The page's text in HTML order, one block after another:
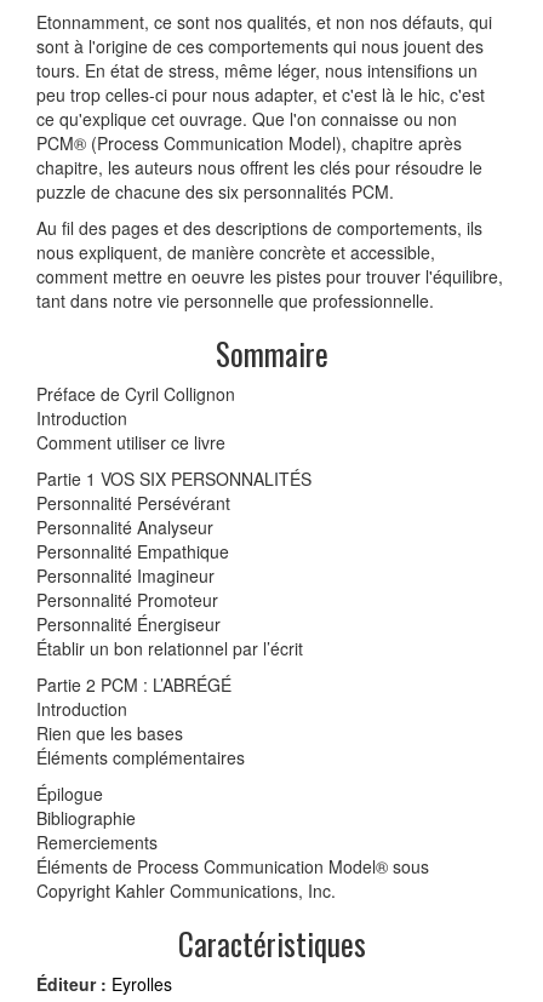
Etonnamment, ce sont nos qualités, et non nos défauts, qui
sont à l'origine de ces comportements qui nous jouent des
tours. En état de stress, même léger, nous intensifions un
peu trop celles-ci pour nous adapter, et c'est là le hic, c'est
ce qu'explique cet ouvrage. Que l'on connaisse ou non
PCM® (Process Communication Model), chapitre après
chapitre, les auteurs nous offrent les clés pour résoudre le
puzzle de chacune des six personnalités PCM.
Au fil des pages et des descriptions de comportements, ils
nous expliquent, de manière concrète et accessible,
comment mettre en oeuvre les pistes pour trouver l'équilibre,
tant dans notre vie personnelle que professionnelle.
Sommaire
Préface de Cyril Collignon
Introduction
Comment utiliser ce livre
Partie 1 VOS SIX PERSONNALITÉS
Personnalité Persévérant
Personnalité Analyseur
Personnalité Empathique
Personnalité Imagineur
Personnalité Promoteur
Personnalité Énergiseur
Établir un bon relationnel par l’écrit
Partie 2 PCM : L’ABRÉGÉ
Introduction
Rien que les bases
Éléments complémentaires
Épilogue
Bibliographie
Remerciements
Éléments de Process Communication Model® sous
Copyright Kahler Communications, Inc.
Caractéristiques
Éditeur : Eyrolles